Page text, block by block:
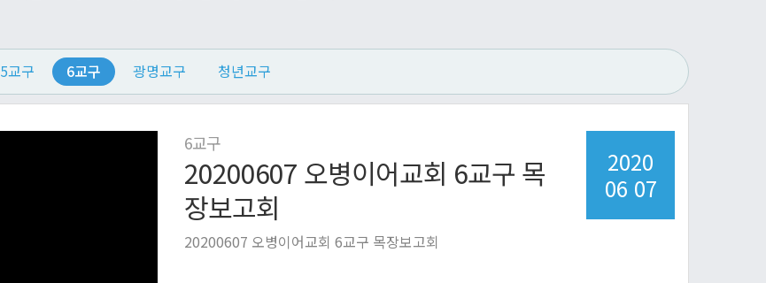
5교구 6교구 광명교구 청년교구
2020
06 07
6교구
20200607 오병이어교회 6교구 목
장보고회
20200607 오병이어교회 6교구 목장보고회